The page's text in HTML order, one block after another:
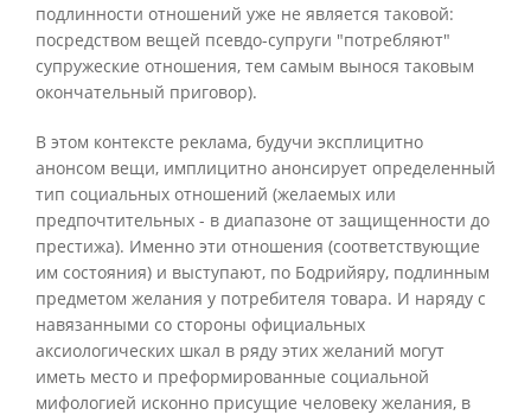
подлинности отношений уже не является таковой:
посредством вещей псевдо-супруги "потребляют"
супружеские отношения, тем самым вынося таковым
окончательный приговор).
В этом контексте реклама, будучи эксплицитно
анонсом вещи, имплицитно анонсирует определенный
тип социальных отношений (желаемых или
предпочтительных - в диапазоне от защищенности до
престижа). Именно эти отношения (соответствующие
им состояния) и выступают, по Бодрийяру, подлинным
предметом желания у потребителя товара. И наряду с
навязанными со стороны официальных
аксиологических шкал в ряду этих желаний могут
иметь место и преформированные социальной
мифологией исконно присущие человеку желания, в